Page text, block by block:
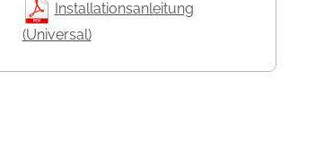
Installationsanleitung
(Universal)